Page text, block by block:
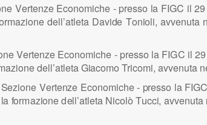
ne Vertenze Economiche - presso la FIGC il
rmazione dell’atleta Davide Tonioli, avvenuta
neVertenze Economiche - presso la FIGC il
ione dell’atleta Giacomo Tricomi, avvenuta n
Sezione Vertenze Economiche - presso la FIGC
la formazione dell’atleta Nicolò Tucci, avvenuta